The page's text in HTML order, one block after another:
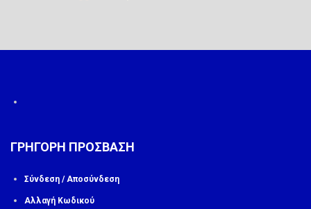
ΓΡΗΓΟΡΗ ΠΡΟΣΒΑΣΗ
Σύνδεση / Αποσύνδεση
Αλλαγή Κωδικού